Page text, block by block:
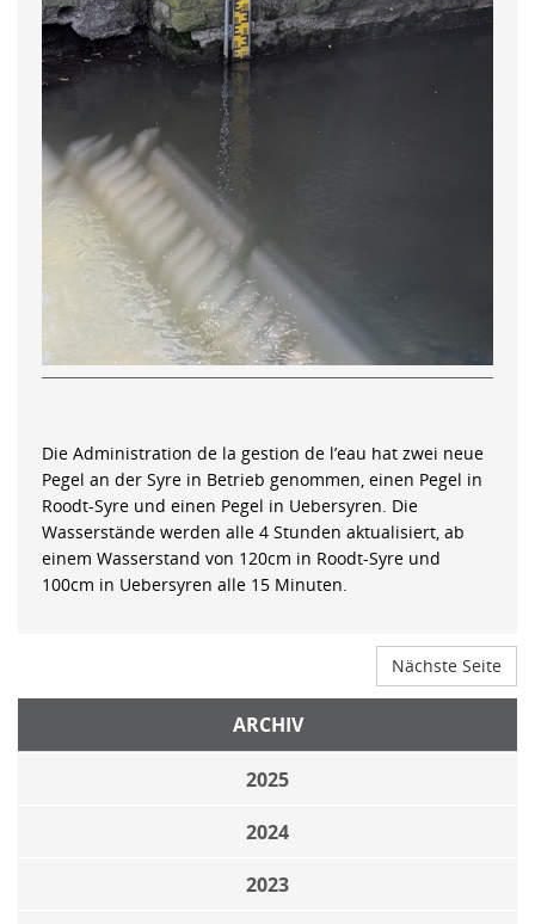
Die Administration de la gestion de l’eau hat zwei neue
Pegel an der Syre in Betrieb genommen, einen Pegel in
Roodt-Syre und einen Pegel in Uebersyren. Die
Wasserstände werden alle 4 Stunden aktualisiert, ab
einem Wasserstand von 120cm in Roodt-Syre und
100cm in Uebersyren alle 15 Minuten.
Nächste Seite
ARCHIV
2025
2024
2023